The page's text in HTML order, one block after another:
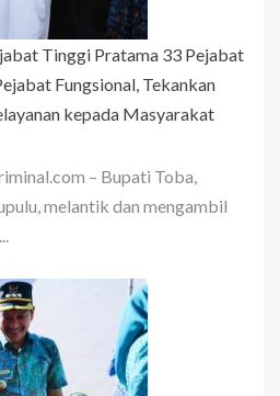
Tinggi Pratama 33 Pejabat
Fungsional, Tekankan
kepada Masyarakat
– Bupati Toba,
melantik dan mengambil